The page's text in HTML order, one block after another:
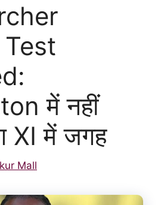
में नहीं
XI में जगह
Mall